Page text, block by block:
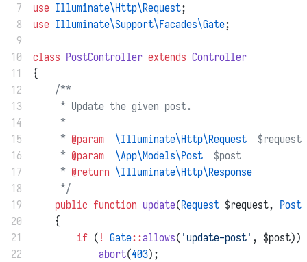
7
use Illuminate\Http\Request;
8
use Illuminate\Support\Facades\Gate;
9
10
class PostController extends Controller
11
{
12
/**
13
     * Update the given post.
14
     *
15
     *
@param \Illuminate\Http\Request
  $request
16
     *
@param \App\Models\Post
  $post
17
     *
@return \Illuminate\Http\Response
18
     */
19
public function update(Request $request, Post
20
    {
21
if ( ! Gate::allows( 'update-post' , $post))
22
abort(403);